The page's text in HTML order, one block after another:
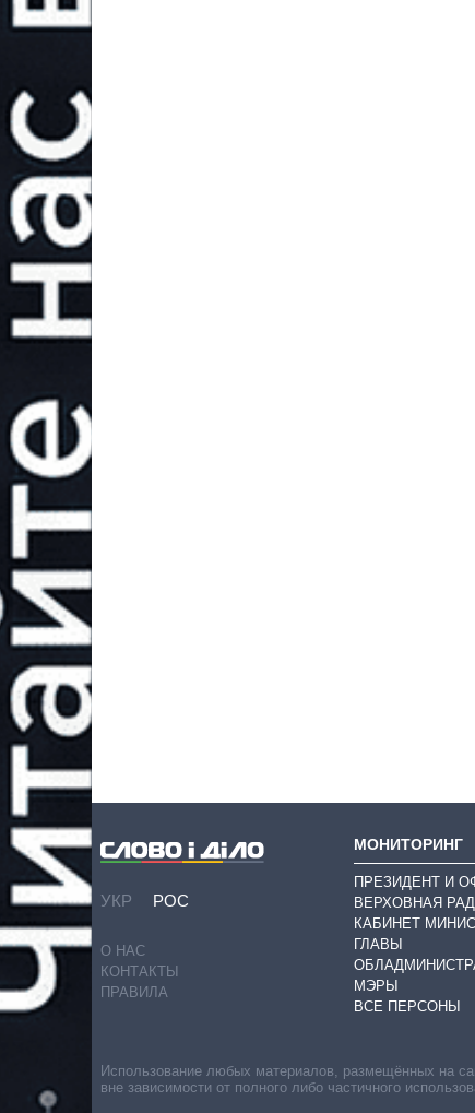
УКР РОС
О НАС
КОНТАКТЫ
ПРАВИЛА
МОНИТОРИНГ
ПРЕЗИДЕНТ И
ВЕРХОВНАЯ
КАБИНЕТ
ГЛАВЫ
МЭРЫ
ВСЕ ПЕРСОНЫ
Использование любых материалов, размещённых на
вне зависимости от полного либо частичного